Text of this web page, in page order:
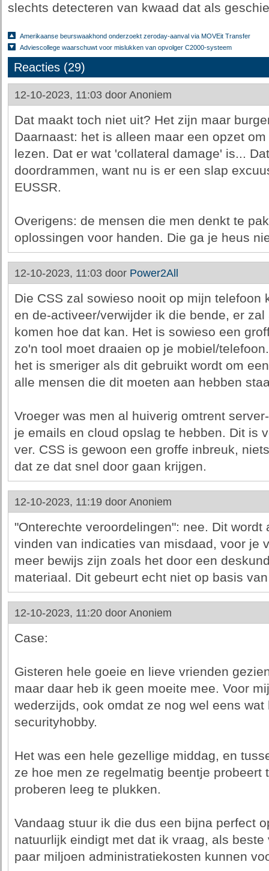
slechts detecteren van kwaad dat als
Amerikaanse beurswaakhond onderzoekt zeroday-aanval via MOVEit Transfer
Adviescollege waarschuwt voor mislukken van opvolger C2000-systeem
Reacties (29)
12-10-2023, 11:03 door Anoniem
Dat maakt toch niet uit? Het zijn maar
Daarnaast: het is alleen maar een opzet
lezen. Dat er wat 'collateral damage' is...
doordrammen, want nu is er een slap
EUSSR.
Overigens: de mensen die men denkt te
oplossingen voor handen. Die ga je heus
12-10-2023, 11:03 door Power2All
Die CSS zal sowieso nooit op mijn telefoon
en de-activeer/verwijder ik die bende, er
komen hoe dat kan. Het is sowieso een
zo'n tool moet draaien op je mobiel/
het is smeriger als dit gebruikt wordt om
alle mensen die dit moeten aan hebben
Vroeger was men al huiverig omtrent
je emails en cloud opslag te hebben. Dit is
ver. CSS is gewoon een groffe inbreuk,
dat ze dat snel door gaan krijgen.
12-10-2023, 11:19 door Anoniem
"Onterechte veroordelingen": nee. Dit
vinden van indicaties van misdaad, voor je
meer bewijs zijn zoals het door een
materiaal. Dit gebeurt echt niet op basis
12-10-2023, 11:20 door Anoniem
Case:
Gisteren hele goeie en lieve vrienden
maar daar heb ik geen moeite mee. Voor
wederzijds, ook omdat ze nog wel eens wat
securityhobby.
Het was een hele gezellige middag, en
ze hoe men ze regelmatig beentje probeert
proberen leeg te plukken.
Vandaag stuur ik die dus een bijna perfect
natuurlijk eindigt met dat ik vraag, als
paar miljoen administratiekosten kunnen